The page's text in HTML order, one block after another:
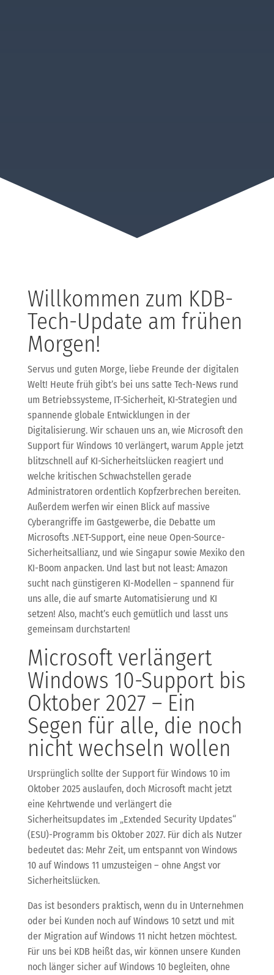
Willkommen zum KDB-
Tech-Update am frühen
Morgen!
Servus und guten Morge, liebe Freunde der digitalen
Welt! Heute früh gibt’s bei uns satte Tech-News rund
um Betriebssysteme, IT-Sicherheit, KI-Strategien und
spannende globale Entwicklungen in der
Digitalisierung. Wir schauen uns an, wie Microsoft den
Support für Windows 10 verlängert, warum Apple jetzt
blitzschnell auf KI-Sicherheitslücken reagiert und
welche kritischen Schwachstellen gerade
Administratoren ordentlich Kopfzerbrechen bereiten.
Außerdem werfen wir einen Blick auf massive
Cyberangriffe im Gastgewerbe, die Debatte um
Microsofts .NET-Support, eine neue Open-Source-
Sicherheitsallianz, und wie Singapur sowie Mexiko den
KI-Boom anpacken. Und last but not least: Amazon
sucht nach günstigeren KI-Modellen – spannend für
uns alle, die auf smarte Automatisierung und KI
setzen! Also, macht’s euch gemütlich und lasst uns
gemeinsam durchstarten!
Microsoft verlängert
Windows 10-Support bis
Oktober 2027 – Ein
Segen für alle, die noch
nicht wechseln wollen
Ursprünglich sollte der Support für Windows 10 im
Oktober 2025 auslaufen, doch Microsoft macht jetzt
eine Kehrtwende und verlängert die
Sicherheitsupdates im „Extended Security Updates“
(ESU)-Programm bis Oktober 2027. Für dich als Nutzer
bedeutet das: Mehr Zeit, um entspannt von Windows
10 auf Windows 11 umzusteigen – ohne Angst vor
Sicherheitslücken.
Das ist besonders praktisch, wenn du in Unternehmen
oder bei Kunden noch auf Windows 10 setzt und mit
der Migration auf Windows 11 nicht hetzen möchtest.
Für uns bei KDB heißt das, wir können unsere Kunden
noch länger sicher auf Windows 10 begleiten, ohne